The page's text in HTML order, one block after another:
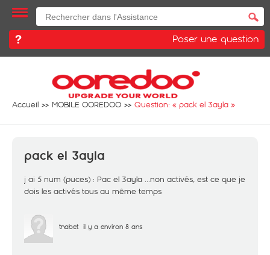
Poser une question
Accueil MOBILE OOREDOO Question: « pack el 3ayla »
pack el 3ayla
j ai 5 num (puces) : Pac el 3ayla ...non activés, est ce que je
dois les activés tous au même temps
thabet il y a environ 8 ans